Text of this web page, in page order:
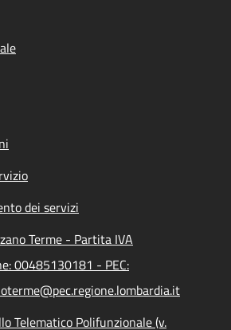
dei servizi
Terme - Partita IVA
00485130181 - PEC:
Telematico Polifunzionale (v.